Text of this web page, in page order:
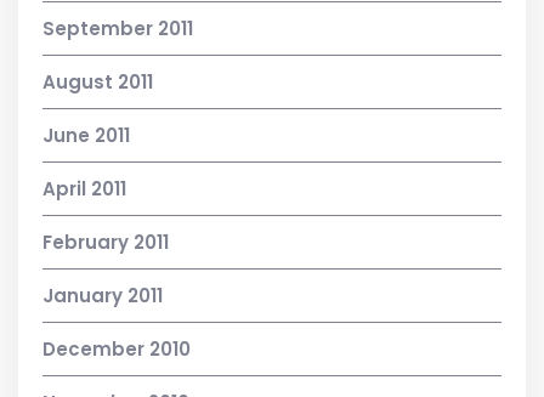
September 2011
August 2011
June 2011
April 2011
February 2011
January 2011
December 2010